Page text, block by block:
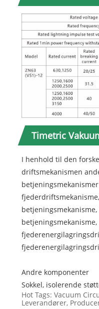
Timetric
I henhold til den
driftsmekanismen
betjeningsmekanisme,
Andre komponenter
Sokkel, isolerende
Hot Tags: Vacuum
Leverandører,